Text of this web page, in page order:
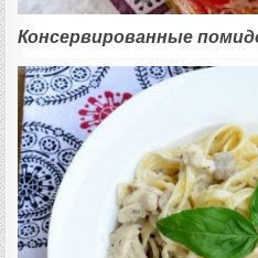
Консервированные